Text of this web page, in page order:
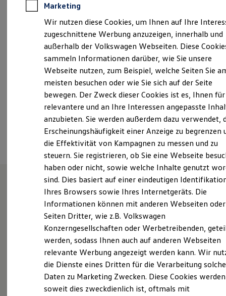
ID. Tutorials
Elektrofahrzeugkonzepte
Reichweite
Reichweite der ID. Modelle
Reichweite im Winter
Laden
Laden unterwegs
Laden Zuhause
Ladestationen finden
Ladezeitensimulator
Batterie
Sicherheit
Garantie und Lebensdauer
Nachhaltigkeit
Technologie
Kosten und Kauf
Verbrauchskosten
Kaufoptionen
E-Auto-Förderung
Software und Konnektivität
ID. Software Versionen und Updates
Digitale Extras
Schnittstellen zu Ihrem ID.
Hybridautos
Marke und Erlebnis
Volkswagen R und R Experience
R-Modelle
Driving Experience
team@walter-schneider.de
+49 271 70090
Montag Freitag 07:00 18:00
Samstag
09:00-12:00 Uhr
Sonntag
11:00 -17:00 Uhr
Ansprechpartner
Wie können wir
Ihnen weiterhelfen?
Probefahrt vereinbaren
Marketing
Wir nutzen diese Cookies, um Ihnen auf Ihre
zugeschnittene Werbung anzuzeigen, innerhalb und
außerhalb der Volkswagen Webseiten. Diese
sammeln Informationen darüber, wie Sie unsere
Webseite nutzen, zum Beispiel, welche Seiten Sie
meisten besuchen oder wie Sie sich auf der Seite
bewegen. Der Zweck dieser Cookies ist es, Ihnen für
relevantere und an Ihre Interessen angepasste
anzubieten. Sie werden außerdem dazu verwendet,
Erscheinungshäufigkeit einer Anzeige zu begrenzen
die Effektivität von Kampagnen zu messen und zu
steuern. Sie registrieren, ob Sie eine Webseite
haben oder nicht, sowie welche Inhalte genutzt
sind. Dies basiert auf einer eindeutigen
Ihres Browsers sowie Ihres Internetgeräts. Die
Informationen können mit anderen Webseiten oder
Seiten Dritter, wie z.B. Volkswagen
Konzerngesellschaften oder Werbetreibenden,
werden, sodass Ihnen auch auf anderen Webseiten
relevante Werbung angezeigt werden kann. Wir
die Dienste eines Dritten für die Verarbeitung
Daten zu Marketing Zwecken. Diese Cookies
soweit dies zweckdienlich ist, oftmals mit